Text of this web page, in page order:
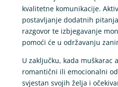
kvalitetne komunikacije.
postavljanje dodatnih
razgovor te izbjegavanje
pomoći će u održavanju
U zaključku, kada muškarac
romantični ili emocionalni
svjestan svojih želja i